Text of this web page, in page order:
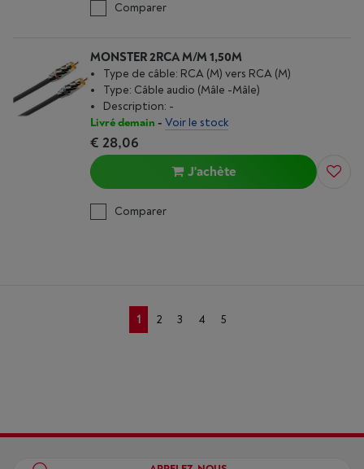
Comparer
MONSTER 2RCA M/M 1,50M
Type de câble: RCA (M) vers RCA (M)
Type: Câble audio (Mâle -Mâle)
Description: -
Livré demain - Voir le stock
€ 28,06
J'achète
Comparer
1 2 3 4 5